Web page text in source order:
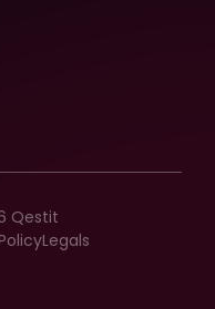
Qestit
Legals